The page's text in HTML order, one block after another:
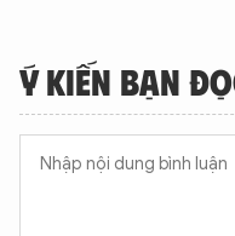
Ý KIẾN BẠN